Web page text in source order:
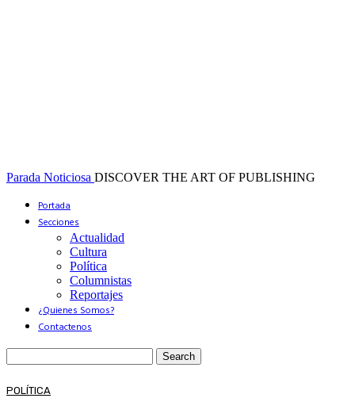
Parada Noticiosa DISCOVER THE ART OF PUBLISHING
Portada
Secciones
Actualidad
Cultura
Política
Columnistas
Reportajes
¿Quienes Somos?
Contactenos
POLÍTICA